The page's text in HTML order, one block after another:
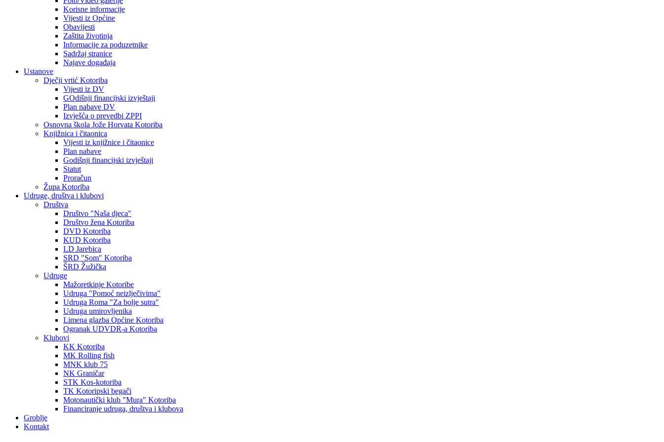
Korisne informacije
Vijesti iz Općine
Obavijesti
Zaštita životinja
Informacije za poduzetnike
Sadržaj stranice
Najave događaja
Ustanove
Dječji vrtić Kotoriba
Vijesti iz DV
GOdišnji financijski izvještaji
Plan nabave DV
Izvješća o prevedbi ZPPI
Osnovna škola Jože Horvata Kotoriba
Knjižnica i čitaonica
Vijesti iz knjižnice i čitaonice
Plan nabave
Godišnji financijski izvještaji
Statut
Proračun
Župa Kotoriba
Udruge, društva i klubovi
Društva
Društvo "Naša djeca"
Društvo žena Kotoriba
DVD Kotoriba
KUD Kotoriba
LD Jarebica
SRD "Som" Kotoriba
ŠRD Žužička
Udruge
Mažoretkinje Kotoribe
Udruga "Pomoć neizlječivima"
Udruga Roma "Za bolje sutra"
Udruga umirovljenika
Limena glazba Općine Kotoriba
Ogranak UDVDR-a Kotoriba
Klubovi
KK Kotoriba
MK Rolling fish
MNK klub 75
NK Graničar
STK Kos-kotoriba
TK Kotoripski begači
Motonautički klub "Mura" Kotoriba
Financiranje udruga, društva i klubova
Groblje
Kontakt